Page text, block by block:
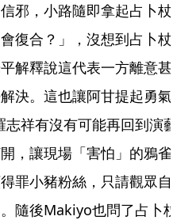
邪，小路隨即拿起占卜杖
復合？」，沒想到占卜杖
解釋說這代表一方離意甚
決。這也讓阿甘提起勇氣
祥有沒有可能再回到演藝
，讓現場「害怕」的鴉雀
罪小豬粉絲，只請觀眾自
隨後Makiyo也問了占卜杖